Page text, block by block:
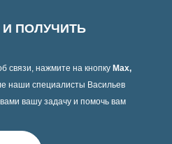
ПОЛУЧИТЬ
связи, нажмите на кнопку Max,
наши специалисты Васильев
вашу задачу и помочь вам